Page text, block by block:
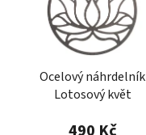
Ocelový náhrdelník
Lotosový květ